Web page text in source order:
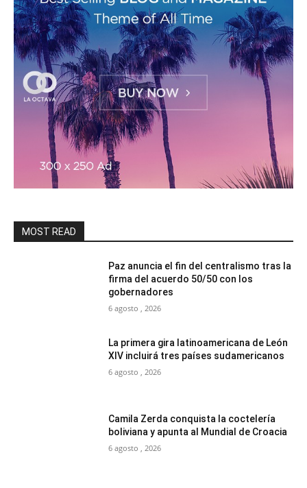
MOST READ
Paz anuncia el fin del centralismo tras la
firma del acuerdo 50/50 con los
gobernadores
6 agosto , 2026
La primera gira latinoamericana de León
XIV incluirá tres países sudamericanos
6 agosto , 2026
Camila Zerda conquista la coctelería
boliviana y apunta al Mundial de Croacia
6 agosto , 2026